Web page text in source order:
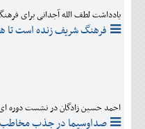
یادداشت لطف الله آجدانی برای
فرهنگ شریف زنده است تا
احمد حسین زادگان در نشست دوره
صداوسیما در جذب